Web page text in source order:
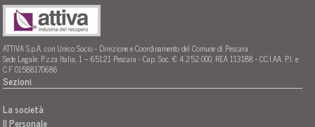
ATTIVA S.p.A. con Unico Socio - Direzione e Coordinamento del Comune di Pescara
Sede Legale: P.zza Italia, 1 – 65121 Pescara - Cap. Soc. € 4.252.000, REA 113188 - CC.I.AA. P.I. e
C.F 01588170686
Sezioni
La società
Il Personale